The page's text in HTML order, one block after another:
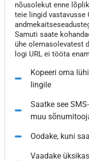
nõusolekut enne
teie lingid vastavusse
Samuti saate
ühe olemasolevatest
logi URL ei tööta
Kopeeri oma
lingile
Saatke see
muu
Oodake, kuni
Vaadake